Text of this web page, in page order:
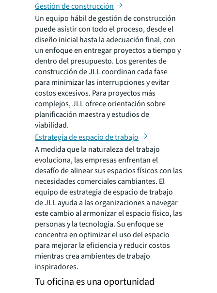
Gestión de construcción
Un equipo hábil de gestión de construcción
puede asistir con todo el proceso, desde el
diseño inicial hasta la adecuación final, con
un enfoque en entregar proyectos a tiempo y
dentro del presupuesto. Los gerentes de
construcción de JLL coordinan cada fase
para minimizar las interrupciones y evitar
costos excesivos. Para proyectos más
complejos, JLL ofrece orientación sobre
planificación maestra y estudios de
viabilidad.
Estrategia de espacio de trabajo
A medida que la naturaleza del trabajo
evoluciona, las empresas enfrentan el
desafío de alinear sus espacios físicos con las
necesidades comerciales cambiantes. El
equipo de estrategia de espacio de trabajo
de JLL ayuda a las organizaciones a navegar
este cambio al armonizar el espacio físico, las
personas y la tecnología. Su enfoque se
concentra en optimizar el uso del espacio
para mejorar la eficiencia y reducir costos
mientras crea ambientes de trabajo
inspiradores.
Tu oficina es una oportunidad